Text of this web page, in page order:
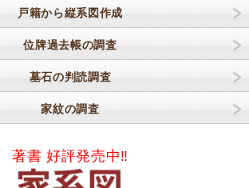
戸籍から縦系図作成
位牌過去帳の調査
墓石の判読調査
家紋の調査
著書 好評発売中‼